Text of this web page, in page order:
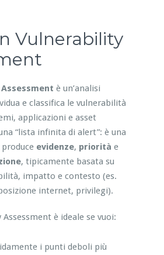
Vulnerability
è un’analisi
e classifica le vulnerabilità
applicazioni e asset
“lista infinita di alert”: è una
evidenze, priorità e
, tipicamente basata su
impatto e contesto (es.
internet, privilegi).
è ideale se vuoi:
i punti deboli più